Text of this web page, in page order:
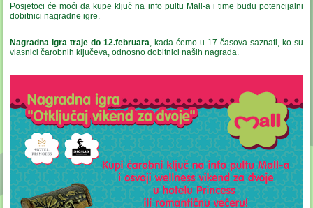
Posjetoci će moći da kupe ključ na info pultu Mall-a i time budu potencijalni
dobitnici nagradne igre.
Nagradna igra traje do 12.februara, kada ćemo u 17 časova saznati, ko su
vlasnici čarobnih ključeva, odnosno dobitnici naših nagrada.